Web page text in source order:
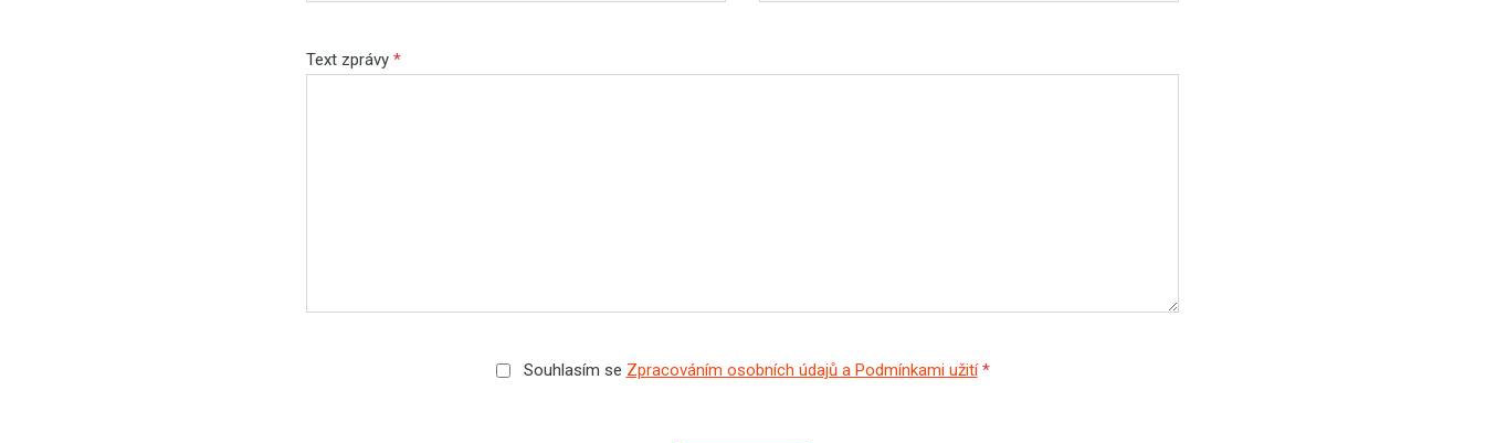
Text zprávy *
Souhlasím se Zpracováním osobních údajů a Podmínkami užití *